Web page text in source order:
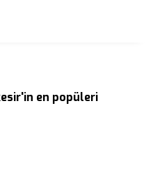
en popüleri